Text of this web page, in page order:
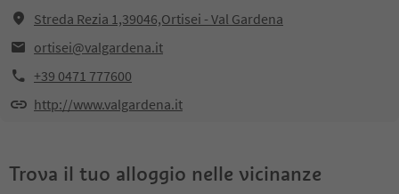
Streda Rezia 1,39046,Ortisei - Val Gardena
ortisei@valgardena.it
+39 0471 777600
http://www.valgardena.it
Trova il tuo alloggio nelle vicinanze